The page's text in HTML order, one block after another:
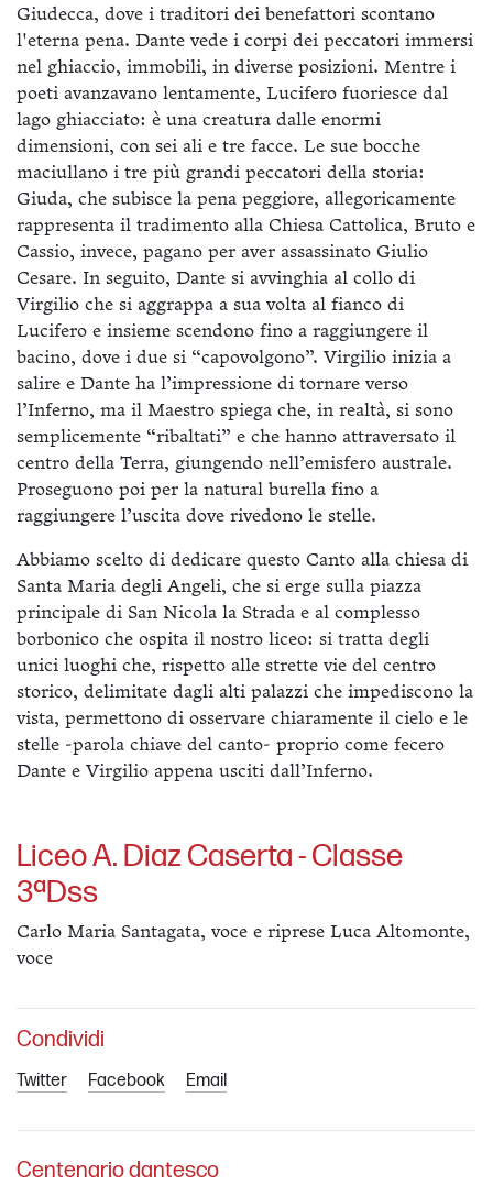
Giudecca, dove i traditori dei benefattori scontano
l'eterna pena. Dante vede i corpi dei peccatori immersi
nel ghiaccio, immobili, in diverse posizioni. Mentre i
poeti avanzavano lentamente, Lucifero fuoriesce dal
lago ghiacciato: è una creatura dalle enormi
dimensioni, con sei ali e tre facce. Le sue bocche
maciullano i tre più grandi peccatori della storia:
Giuda, che subisce la pena peggiore, allegoricamente
rappresenta il tradimento alla Chiesa Cattolica, Bruto e
Cassio, invece, pagano per aver assassinato Giulio
Cesare. In seguito, Dante si avvinghia al collo di
Virgilio che si aggrappa a sua volta al fianco di
Lucifero e insieme scendono fino a raggiungere il
bacino, dove i due si “capovolgono”. Virgilio inizia a
salire e Dante ha l’impressione di tornare verso
l’Inferno, ma il Maestro spiega che, in realtà, si sono
semplicemente “ribaltati” e che hanno attraversato il
centro della Terra, giungendo nell’emisfero australe.
Proseguono poi per la natural burella fino a
raggiungere l’uscita dove rivedono le stelle.
Abbiamo scelto di dedicare questo Canto alla chiesa di
Santa Maria degli Angeli, che si erge sulla piazza
principale di San Nicola la Strada e al complesso
borbonico che ospita il nostro liceo: si tratta degli
unici luoghi che, rispetto alle strette vie del centro
storico, delimitate dagli alti palazzi che impediscono la
vista, permettono di osservare chiaramente il cielo e le
stelle -parola chiave del canto- proprio come fecero
Dante e Virgilio appena usciti dall’Inferno.
Liceo A. Diaz Caserta - Classe
3ªDss
Carlo Maria Santagata, voce e riprese Luca Altomonte,
voce
Condividi
Twitter Facebook Email
Centenario dantesco